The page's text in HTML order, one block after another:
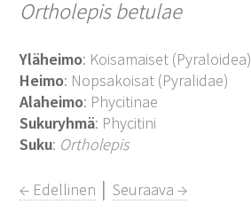
Ortholepis betulae
Yläheimo: Koisamaiset (Pyraloidea)
Heimo: Nopsakoisat (Pyralidae)
Alaheimo: Phycitinae
Sukuryhmä: Phycitini
Suku: Ortholepis
← Edellinen │Seuraava →